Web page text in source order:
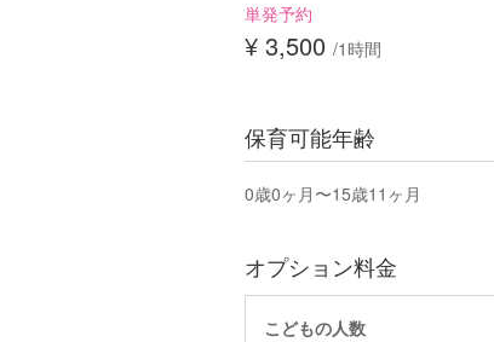
単発予約
¥ 3,500 /1時間
保育可能年齢
0歳0ヶ月〜15歳11ヶ月
オプション料金
こどもの人数